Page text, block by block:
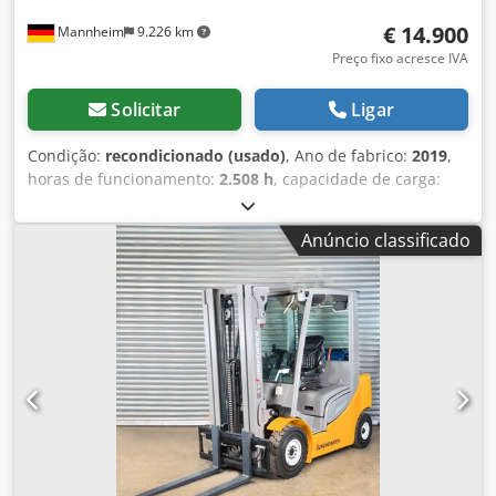
Mannheim 9.226 km € 14.900
Preço fixo acresce IVA
Solicitar Ligar
Condição: recondicionado (usado), Ano de fabrico: 2019,
horas de funcionamento: 2.508 h, capacidade de carga:
, altura de elevação:3.100 mm
500 mm, tipo de combustível:gás, tipo de mastro:duplex,
altura de construção:2.100 mm, comprimento do garfo:
, peso em vazio:3.147 kg, Equipamento:
FRIEDMANN EMPILHADORES – REVISADOS POR
ESPECIALISTAS. PARA PROFISSIONAIS EM AÇÃO Os nossos
empilhadores são tecnicamente recondicionados de
acordo com FEM-4.004 e os mais recentes padrões de
segurança – garantindo máxima qualidade e segurança
para você. Do chassi à bateria, passando pela transmissão,
freios, direção e sistema elétrico – cada veículo é
minuciosamente inspecionado e reformado. ? Fabricado na
Alemanha – com responsabilidade e precisão ? Rigorosa
Anúncio classificado